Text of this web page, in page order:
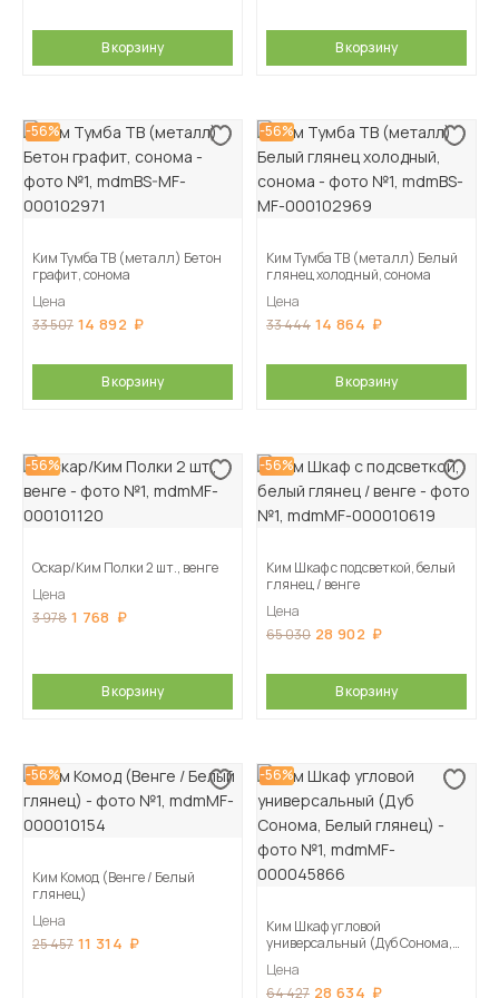
В корзину В корзину
-56%
Ким Тумба ТВ (металл) Бетон
графит, сонома
Цена
33 507 14 892
В корзину
-56%
Ким Тумба ТВ (металл) Белый
глянец холодный, сонома
Цена
33 444 14 864
В корзину
-56%
Оскар/Ким Полки 2 шт., венге
Цена
3 978 1 768
В корзину
-56%
Ким Шкаф с подсветкой, белый
глянец / венге
Цена
65 030 28 902
В корзину
-56%
Ким Комод (Венге / Белый
глянец)
Цена
25 457 11 314
-56%
Ким Шкаф угловой
универсальный (Дуб Сонома,
Цена
64 427 28 634